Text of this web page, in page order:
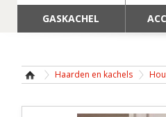
GASKACHEL
Haarden en kachels